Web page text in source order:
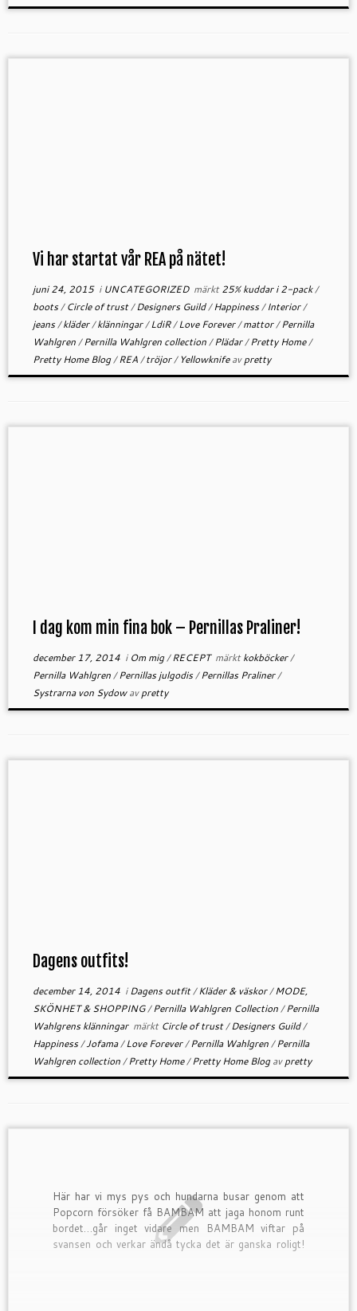
Vi har startat vår REA på nätet!
juni 24, 2015i UNCATEGORIZED märkt25% kuddar i 2-pack/
boots/Circle of trust/Designers Guild/Happiness/Interior/
jeans/kläder/klänningar/LdiR/Love Forever/mattor/Pernilla
Wahlgren/Pernilla Wahlgren collection/Plädar/Pretty Home/
Pretty Home Blog/REA/tröjor/ Yellowknifeavpretty
I dag kom min fina bok – Pernillas Praliner!
december 17, 2014i Om mig/RECEPT märktkokböcker/
Pernilla Wahlgren/Pernillas julgodis/Pernillas Praliner/
Systrarna von Sydowavpretty
Dagens outfits!
december 14, 2014iDagens outfit/Kläder & väskor/MODE,
SKÖNHET & SHOPPING/Pernilla Wahlgren Collection/Pernilla
Wahlgrens klänningar märkt Circle of trust/Designers Guild/
Happiness/Jofama/Love Forever/Pernilla Wahlgren/Pernilla
Wahlgren collection/Pretty Home/Pretty Home Blogavpretty
Här har vi mys pys och hundarna busar genom att
Popcorn försöker få BAMBAM att jaga honom runt
bordet…går inget vidare men BAMBAM viftar på
svansen och verkar ändå tycka det är ganska roligt!